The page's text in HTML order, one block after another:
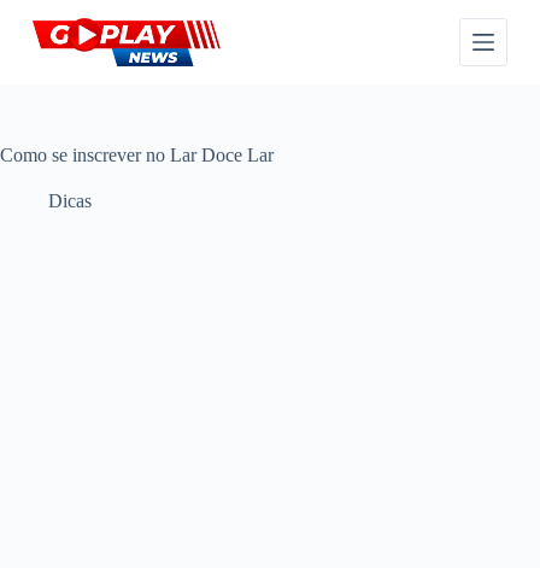
P
a
Como se inscrever no Lar Doce Lar
Dicas